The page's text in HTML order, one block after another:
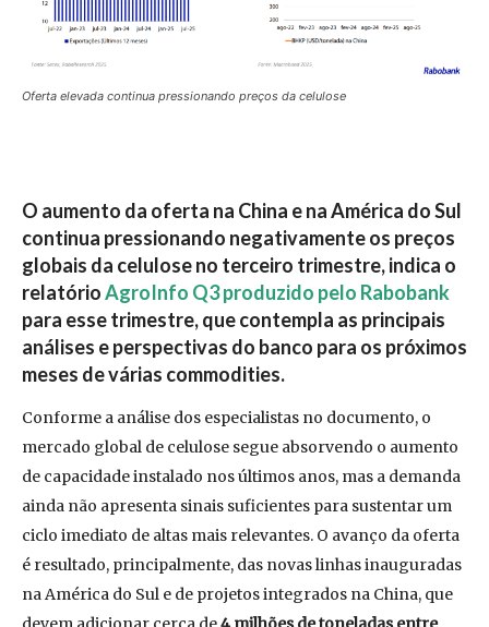
Oferta elevada continua pressionando preços da celulose
O aumento da oferta na China e na América do Sul
continua pressionando negativamente os preços
globais da celulose no terceiro trimestre, indica o
relatórioAgroInfo Q3 produzido pelo Rabobank
para esse trimestre, que contempla as principais
análises e perspectivas do banco para os próximos
meses de várias commodities.
Conforme a análise dos especialistas no documento, o
mercado global de celulose segue absorvendo o aumento
de capacidade instalado nos últimos anos, mas a demanda
ainda não apresenta sinais suficientes para sustentar um
ciclo imediato de altas mais relevantes. O avanço da oferta
é resultado, principalmente, das novas linhas inauguradas
na América do Sul e de projetos integrados na China, que